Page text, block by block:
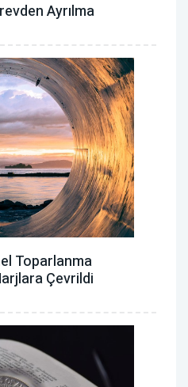
Ayrılma
Toparlanma
Çevrildi